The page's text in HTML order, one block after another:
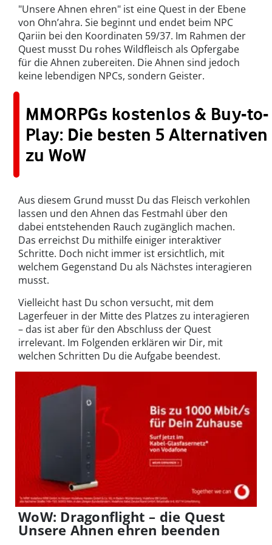
"Unsere Ahnen ehren" ist eine Quest in der Ebene
von Ohn’ahra. Sie beginnt und endet beim NPC
Qariin bei den Koordinaten 59/37. Im Rahmen der
Quest musst Du rohes Wildfleisch als Opfergabe
für die Ahnen zubereiten. Die Ahnen sind jedoch
keine lebendigen NPCs, sondern Geister.
MMORPGs kostenlos & Buy-to-
Play: Die besten 5 Alternativen
zu WoW
Aus diesem Grund musst Du das Fleisch verkohlen
lassen und den Ahnen das Festmahl über den
dabei entstehenden Rauch zugänglich machen.
Das erreichst Du mithilfe einiger interaktiver
Schritte. Doch nicht immer ist ersichtlich, mit
welchem Gegenstand Du als Nächstes interagieren
musst.
Vielleicht hast Du schon versucht, mit dem
Lagerfeuer in der Mitte des Platzes zu interagieren
– das ist aber für den Abschluss der Quest
irrelevant. Im Folgenden erklären wir Dir, mit
welchen Schritten Du die Aufgabe beendest.
WoW: Dragonflight – die Quest
Unsere Ahnen ehren beenden